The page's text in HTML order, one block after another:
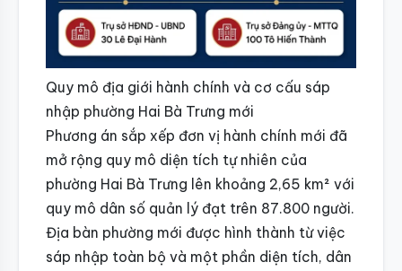
Quy mô địa giới hành chính và cơ cấu sáp
nhập phường Hai Bà Trưng mới
Phương án sắp xếp đơn vị hành chính mới đã
mở rộng quy mô diện tích tự nhiên của
phường Hai Bà Trưng lên khoảng 2,65 km² với
quy mô dân số quản lý đạt trên 87.800 người.
Địa bàn phường mới được hình thành từ việc
sáp nhập toàn bộ và một phần diện tích, dân